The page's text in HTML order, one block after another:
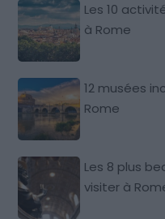
Les 10
à Rome
12 musées
Rome
Les 8 plus
visiter à